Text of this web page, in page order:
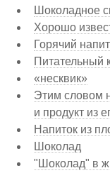
Шоколадное
Хорошо
Горячий
Питательный
«несквик»
Этим словом
и продукт из
Напиток из
Шоколад
"Шоколад" в